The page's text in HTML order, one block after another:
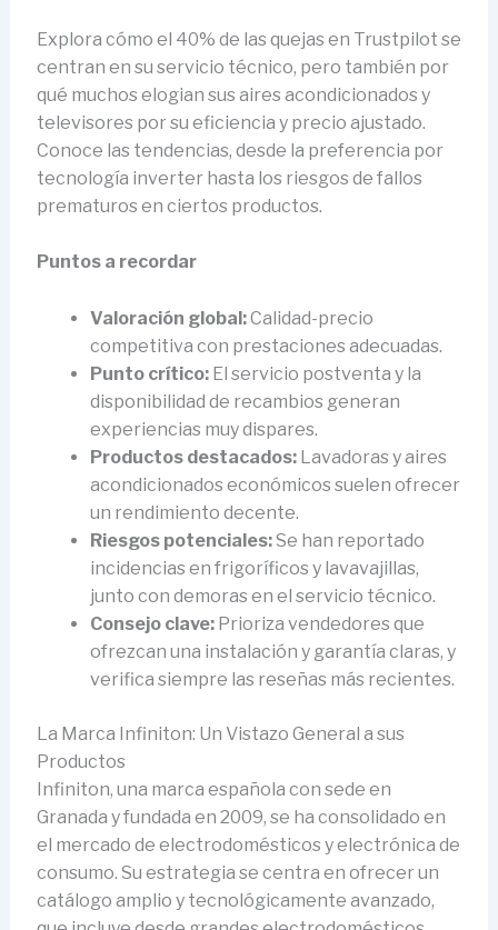
Explora cómo el 40% de las quejas en Trustpilot se
centran en su servicio técnico, pero también por
qué muchos elogian sus aires acondicionados y
televisores por su eficiencia y precio ajustado.
Conoce las tendencias, desde la preferencia por
tecnología inverter hasta los riesgos de fallos
prematuros en ciertos productos.
Puntos a recordar
Valoración global:Calidad-precio
competitiva con prestaciones adecuadas.
Punto crítico:El servicio postventa y la
disponibilidad de recambios generan
experiencias muy dispares.
Productos destacados:Lavadoras y aires
acondicionados económicos suelen ofrecer
un rendimiento decente.
Riesgos potenciales:Se han reportado
incidencias en frigoríficos y lavavajillas,
junto con demoras en el servicio técnico.
Consejo clave:Prioriza vendedores que
ofrezcan una instalación y garantía claras, y
verifica siempre las reseñas más recientes.
La Marca Infiniton: Un Vistazo General a sus
Productos
Infiniton, una marca española con sede en
Granada y fundada en 2009, se ha consolidado en
el mercado de electrodomésticos y electrónica de
consumo. Su estrategia se centra en ofrecer un
catálogo amplio y tecnológicamente avanzado,